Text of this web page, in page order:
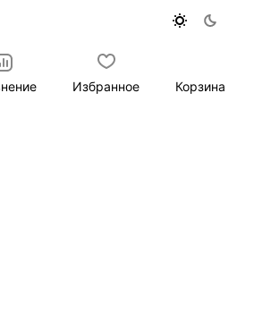
Избранное Корзина